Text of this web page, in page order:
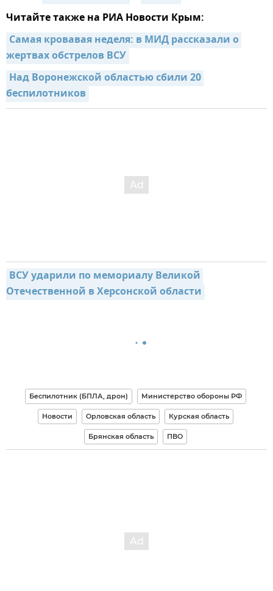
Читайте также на РИА Новости Крым:
Самая кровавая неделя: в МИД рассказали о
жертвах обстрелов ВСУ
Над Воронежской областью сбили 20
беспилотников
ВСУ ударили по мемориалу Великой
Отечественной в Херсонской области
Беспилотник (БПЛА, дрон) Министерство обороны РФ
Новости Орловская область Курская область
Брянская область ПВО